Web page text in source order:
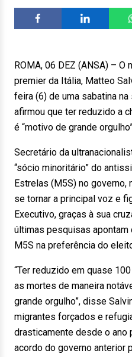
ROMA, 06 DEZ (ANSA) –
premier da Itália, Matteo
feira (6) de uma sabatina
afirmou que ter reduzido a
é “motivo de grande
Secretário da
“sócio minoritário” do
Estrelas (M5S) no
se tornar a principal voz e
Executivo, graças à sua
últimas pesquisas apontam
M5S na preferência do
“Ter reduzido em quase
as mortes de maneira
grande orgulho”, disse
migrantes forçados e
drasticamente desde o ano
acordo do governo anterior